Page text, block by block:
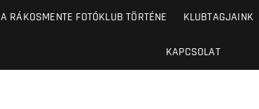
A RÁKOSMENTE FOTÓKLUB TÖRTÉNE KLUBTAGJAINK
KAPCSOLAT